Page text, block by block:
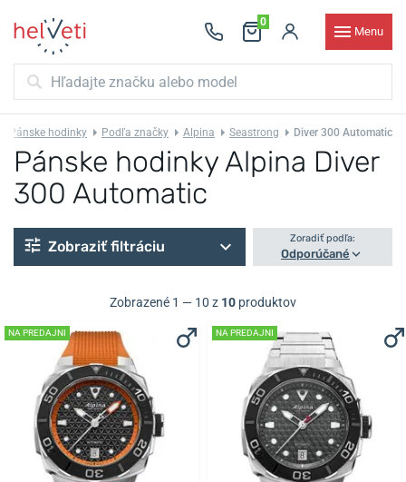
0
Menu
Pánske hodinky Podľa značky Alpina Seastrong Diver 300 Automatic
Pánske hodinky Alpina Diver
300 Automatic
Zobraziť filtráciu Zoradiť podľa:
Odporúčané
Zobrazené 1 — 10 z 10 produktov
NA PREDAJNI NA PREDAJNI